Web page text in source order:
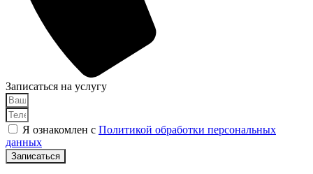
Записаться на услугу
Я ознакомлен с Политикой обработки персональных
данных
Записаться